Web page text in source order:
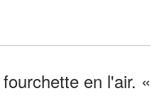
en l'air. «